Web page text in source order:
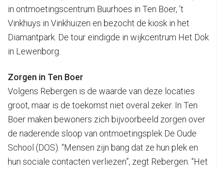
in ontmoetingscentrum Buurhoes in Ten Boer, ’t
Vinkhuys in Vinkhuizen en bezocht de kiosk in het
Diamantpark. De tour eindigde in wijkcentrum Het Dok
in Lewenborg.
Zorgen in Ten Boer
Volgens Rebergen is de waarde van deze locaties
groot, maar is de toekomst niet overal zeker. In Ten
Boer maken bewoners zich bijvoorbeeld zorgen over
de naderende sloop van ontmoetingsplek De Oude
School (DOS). “Mensen zijn bang dat ze hun plek en
hun sociale contacten verliezen”, zegt Rebergen. “Het